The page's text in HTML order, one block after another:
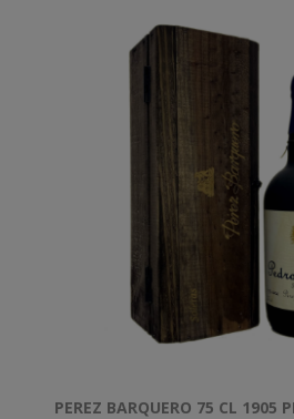
PEREZ BARQUERO 75 CL 1905